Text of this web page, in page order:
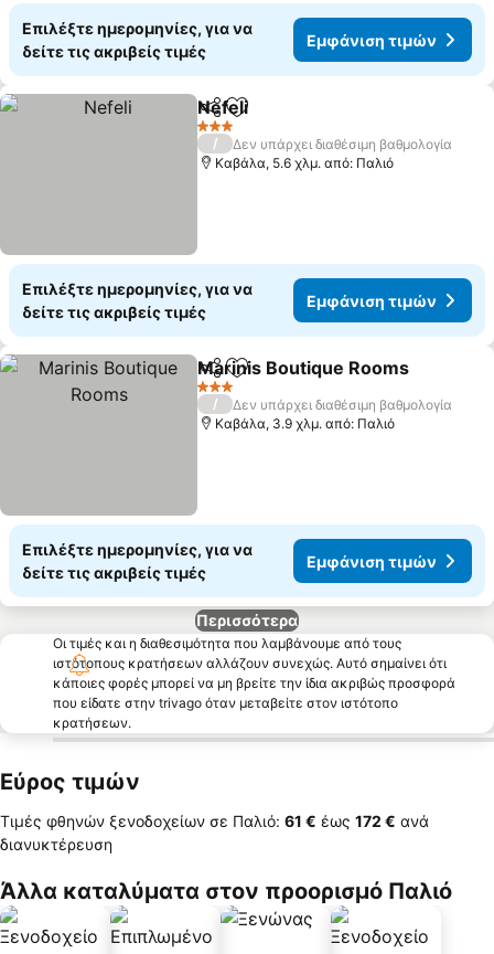
Επιλέξτε ημερομηνίες, για να
δείτε τις ακριβείς τιμές
Εμφάνιση τιμών
Κοινοποίηση
Προσθήκη στα αγαπημένα
Nefeli
3 Αστέρια
/
Δεν υπάρχει διαθέσιμη βαθμολογία
Καβάλα, 5.6 χλμ. από: Παλιό
Επιλέξτε ημερομηνίες, για να
δείτε τις ακριβείς τιμές
Εμφάνιση τιμών
Κοινοποίηση
Προσθήκη στα αγαπημένα
Marinis Boutique Rooms
3 Αστέρια
/
Δεν υπάρχει διαθέσιμη βαθμολογία
Καβάλα, 3.9 χλμ. από: Παλιό
Επιλέξτε ημερομηνίες, για να
δείτε τις ακριβείς τιμές
Εμφάνιση τιμών
Περισσότερα
Οι τιμές και η διαθεσιμότητα που λαμβάνουμε από τους
ιστότοπους κρατήσεων αλλάζουν συνεχώς. Αυτό σημαίνει ότι
κάποιες φορές μπορεί να μη βρείτε την ίδια ακριβώς προσφορά
που είδατε στην trivago όταν μεταβείτε στον ιστότοπο
κρατήσεων.
Εύρος τιμών
Τιμές φθηνών ξενοδοχείων σε Παλιό: ‎61 € έως ‎172 € ανά
διανυκτέρευση
Άλλα καταλύματα στον προορισμό Παλιό